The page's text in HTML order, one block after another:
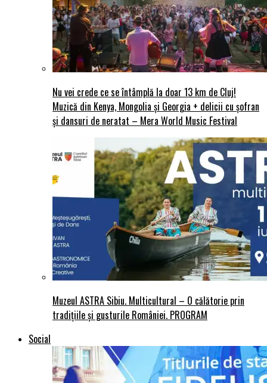
Nu vei crede ce se întâmplă la doar 13 km de Cluj!
Muzică din Kenya, Mongolia și Georgia + delicii cu șofran
și dansuri de neratat – Mera World Music Festival
Muzeul ASTRA Sibiu. Multicultural – O călătorie prin
tradițiile și gusturile României. PROGRAM
Social